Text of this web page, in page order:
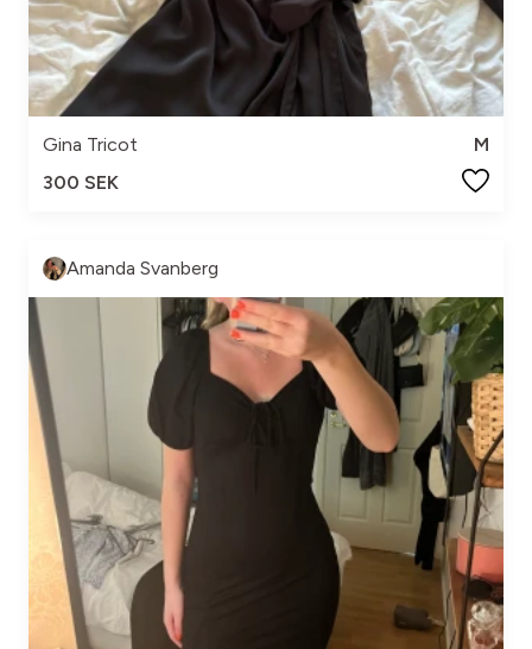
Gina Tricot
M
300 SEK
Amanda Svanberg